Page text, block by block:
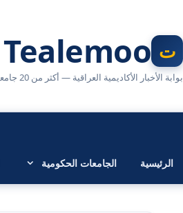
Tealemoo | تعليمو
بوابة الأخبار الأكاديمية العراقية — أكثر من 20 جامعة وكلية في مكان واحد
الرئيسية الجامعات الحكومية